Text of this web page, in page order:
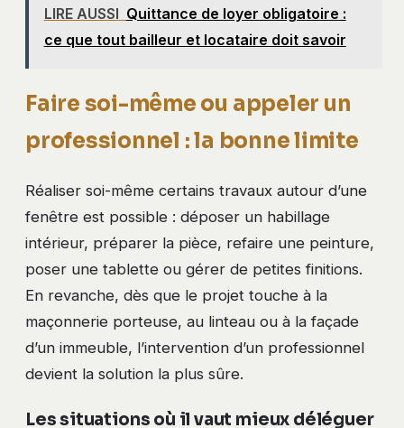
LIRE AUSSI Quittance de loyer obligatoire :
ce que tout bailleur et locataire doit savoir
Faire soi-même ou appeler un
professionnel : la bonne limite
Réaliser soi-même certains travaux autour d’une
fenêtre est possible : déposer un habillage
intérieur, préparer la pièce, refaire une peinture,
poser une tablette ou gérer de petites finitions.
En revanche, dès que le projet touche à la
maçonnerie porteuse, au linteau ou à la façade
d’un immeuble, l’intervention d’un professionnel
devient la solution la plus sûre.
Les situations où il vaut mieux déléguer